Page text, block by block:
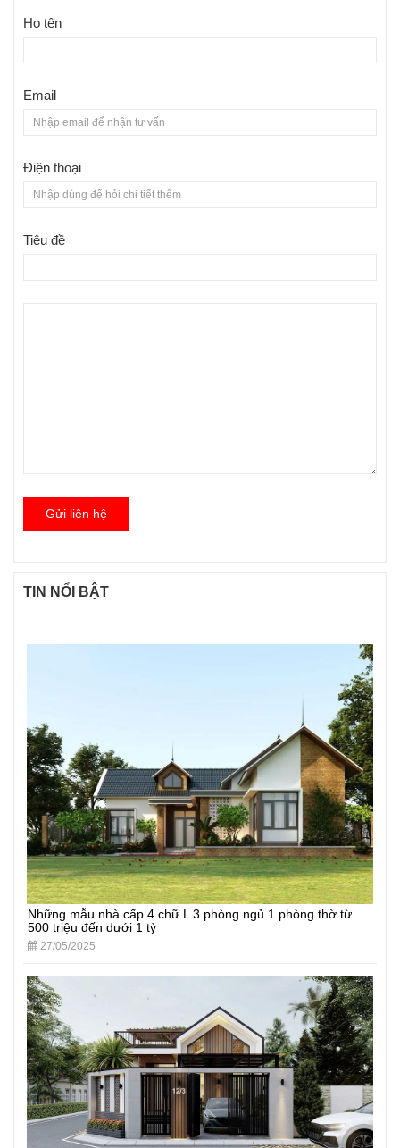
Họ tên
Email
Điện thoại
Tiêu đề
Gửi liên hệ
TIN NỔI BẬT
Những mẫu nhà cấp 4 chữ L 3 phòng ngủ 1 phòng thờ từ
500 triệu đến dưới 1 tỷ
27/05/2025